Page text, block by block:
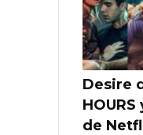
Desire
de